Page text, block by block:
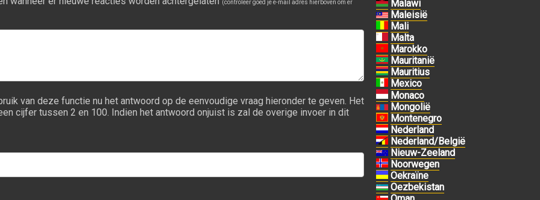
(controleer goed je e-mail adres hierboven om er
van deze functie nu het antwoord op de eenvoudige vraag hieronder te geven. Het
cijfer tussen 2 en 100. Indien het antwoord onjuist is zal de overige invoer in dit
Malawi
Maleisië
Mali
Malta
Marokko
Mauritanië
Mauritius
Mexico
Monaco
Mongolië
Montenegro
Nederland
Nederland/België
Nieuw-Zeeland
Noorwegen
Oekraïne
Oezbekistan